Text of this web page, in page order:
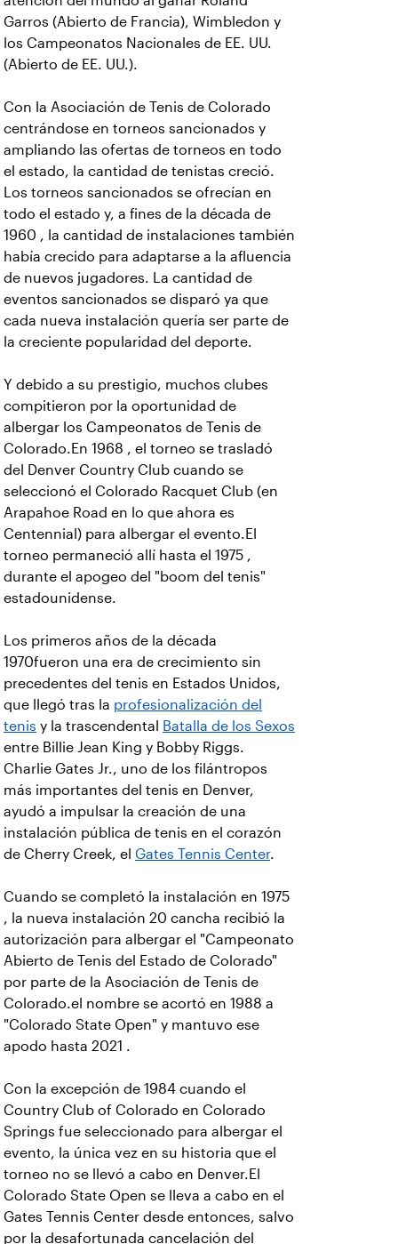
Garros (Abierto de Francia), Wimbledon y
los Campeonatos Nacionales de EE. UU.
(Abierto de EE. UU.).
Con la Asociación de Tenis de Colorado
centrándose en torneos sancionados y
ampliando las ofertas de torneos en todo
el estado, la cantidad de tenistas creció.
Los torneos sancionados se ofrecían en
todo el estado y, a fines de la década de
1960 , la cantidad de instalaciones también
había crecido para adaptarse a la afluencia
de nuevos jugadores. La cantidad de
eventos sancionados se disparó ya que
cada nueva instalación quería ser parte de
la creciente popularidad del deporte.
Y debido a su prestigio, muchos clubes
compitieron por la oportunidad de
albergar los Campeonatos de Tenis de
Colorado.En 1968 , el torneo se trasladó
del Denver Country Club cuando se
seleccionó el Colorado Racquet Club (en
Arapahoe Road en lo que ahora es
Centennial) para albergar el evento.El
torneo permaneció allí hasta el 1975 ,
durante el apogeo del "boom del tenis"
estadounidense.
Los primeros años de la década
1970fueron una era de crecimiento sin
precedentes del tenis en Estados Unidos,
que llegó tras la profesionalización del
tenis y la trascendental
Batalla de los Sexos
entre Billie Jean King y Bobby Riggs.
Charlie Gates Jr., uno de los filántropos
más importantes del tenis en Denver,
ayudó a impulsar la creación de una
instalación pública de tenis en el corazón
de Cherry Creek, el Gates Tennis Center.
Cuando se completó la instalación en 1975
, la nueva instalación 20 cancha recibió la
autorización para albergar el "Campeonato
Abierto de Tenis del Estado de Colorado"
por parte de la Asociación de Tenis de
Colorado.el nombre se acortó en 1988 a
"Colorado State Open" y mantuvo ese
apodo hasta 2021 .
Con la excepción de 1984 cuando el
Country Club of Colorado en Colorado
Springs fue seleccionado para albergar el
evento, la única vez en su historia que el
torneo no se llevó a cabo en Denver.El
Colorado State Open se lleva a cabo en el
Gates Tennis Center desde entonces, salvo
por la desafortunada cancelación del